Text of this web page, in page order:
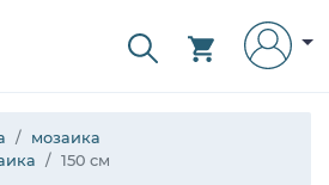
мозаика
150 см